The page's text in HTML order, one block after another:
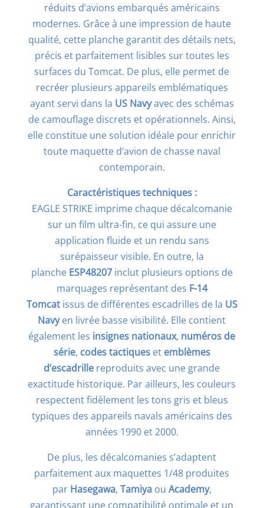
réduits d’avions embarqués américains
modernes. Grâce à une impression de haute
qualité, cette planche garantit des détails nets,
précis et parfaitement lisibles sur toutes les
surfaces du Tomcat. De plus, elle permet de
recréer plusieurs appareils emblématiques
ayant servi dans la US Navyavec des schémas
de camouflage discrets et opérationnels. Ainsi,
elle constitue une solution idéale pour enrichir
toute maquette d’avion de chasse naval
contemporain.
Caractéristiques techniques :
EAGLE STRIKE imprime chaque décalcomanie
sur un film ultra-fin, ce qui assure une
application fluide et un rendu sans
surépaisseur visible. En outre, la
planche ESP48207inclut plusieurs options de
marquages représentant des F-14
Tomcatissus de différentes escadrilles de la US
Navyen livrée basse visibilité. Elle contient
également les insignes nationaux, numéros de
série, codes tactiqueset emblèmes
d’escadrille reproduits avec une grande
exactitude historique. Par ailleurs, les couleurs
respectent fidèlement les tons gris et bleus
typiques des appareils navals américains des
années 1990 et 2000.
De plus, les décalcomanies s’adaptent
parfaitement aux maquettes 1/48 produites
par Hasegawa, Tamiyaou Academy,
garantissant une compatibilité optimale et un